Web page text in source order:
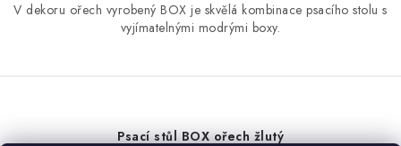
V dekoru ořech vyrobený BOX je skvělá kombinace psacího stolu s
vyjímatelnými modrými boxy.
Psací stůl BOX ořech žlutý